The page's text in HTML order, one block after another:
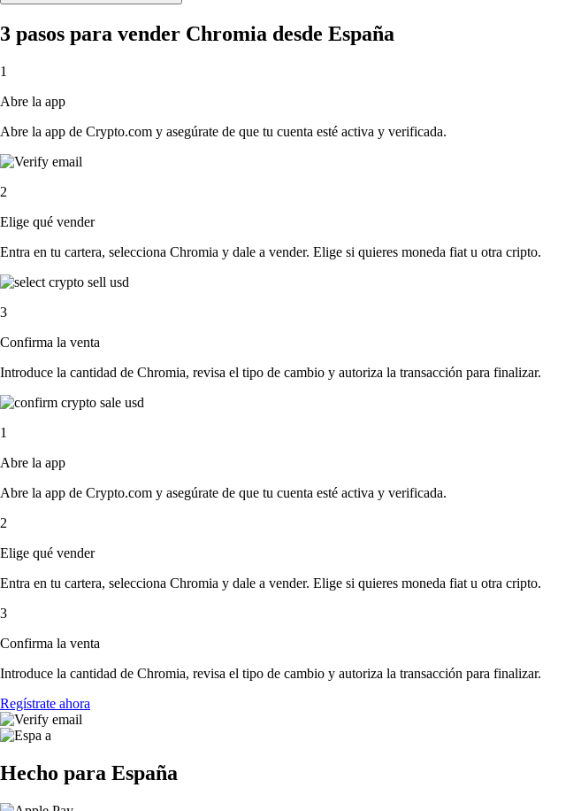
3 pasos para vender Chromia desde España
1
Abre la app
Abre la app de Crypto.com y asegúrate de que tu cuenta esté activa y verificada.
2
Elige qué vender
Entra en tu cartera, selecciona Chromia y dale a vender. Elige si quieres moneda fiat u otra cripto.
3
Confirma la venta
Introduce la cantidad de Chromia, revisa el tipo de cambio y autoriza la transacción para finalizar.
1
Abre la app
Abre la app de Crypto.com y asegúrate de que tu cuenta esté activa y verificada.
2
Elige qué vender
Entra en tu cartera, selecciona Chromia y dale a vender. Elige si quieres moneda fiat u otra cripto.
3
Confirma la venta
Introduce la cantidad de Chromia, revisa el tipo de cambio y autoriza la transacción para finalizar.
Regístrate ahora
Hecho para España